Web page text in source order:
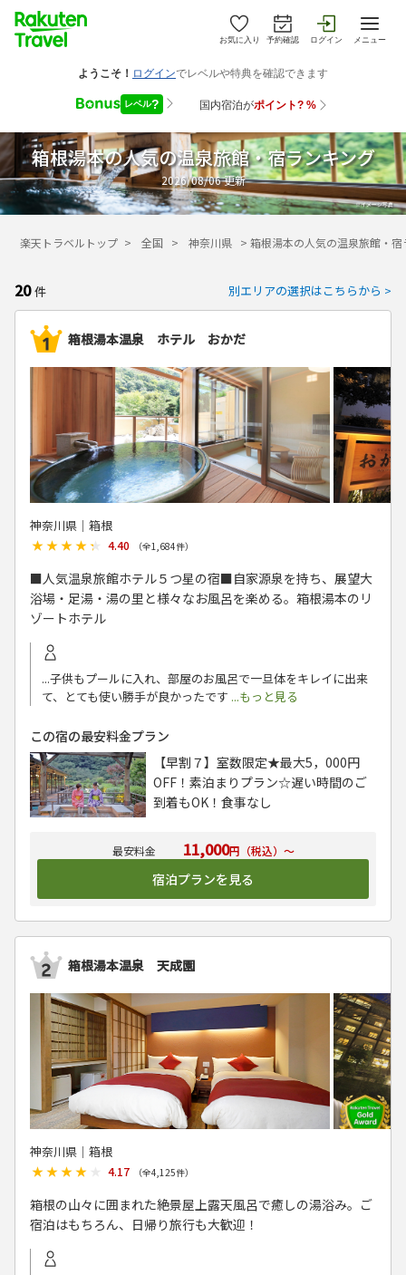
お気に入り 予約確認 ログイン メニュー
箱根湯本の人気の温泉旅館・宿ランキング
2026/08/06更新
楽天トラベルトップ > 全国 > 神奈川県 > 箱根湯本の人気の温泉旅館・宿
20 件 別エリアの選択はこちらから >
箱根湯本温泉 ホテル おかだ
神奈川県│箱根
★★★★★
★★★★★ 4.40 （全1,684件）
■人気温泉旅館ホテル５つ星の宿■自家源泉を持ち、展望大
浴場・足湯・湯の里と様々なお風呂を楽める。箱根湯本のリ
ゾートホテル
...子供もプールに入れ、部屋のお風呂で一旦体をキレイに出来
て、とても使い勝手が良かったです ...もっと見る
11,000円（税込）～
宿泊プランを見る
この宿の最安料金プラン
【早割７】室数限定★最大5，000円
OFF！素泊まりプラン☆遅い時間のご
到着もOK！食事なし
箱根湯本温泉 天成園
神奈川県│箱根
★★★★★
★★★★★ 4.17 （全4,125件）
箱根の山々に囲まれた絶景屋上露天風呂で癒しの湯浴み。ご
宿泊はもちろん、日帰り旅行も大歓迎！